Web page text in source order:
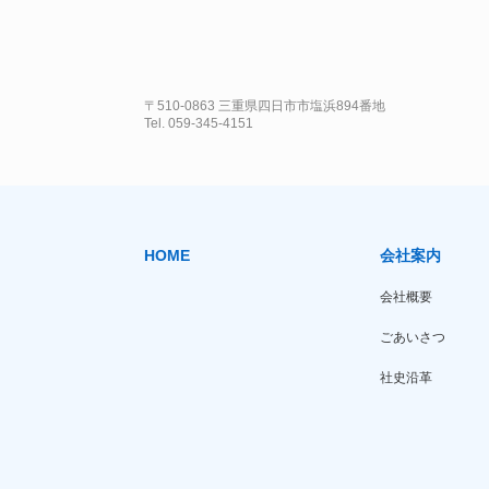
〒510-0863 三重県四日市市塩浜894番地
Tel. 059-345-4151
HOME 会社案内
会社概要
ごあいさつ
社史沿革